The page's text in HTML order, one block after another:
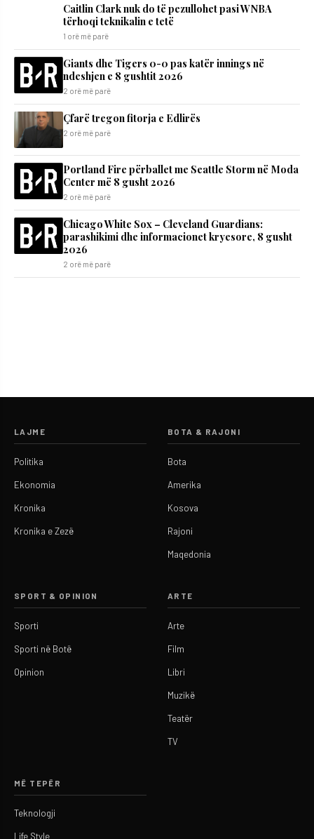
Caitlin Clark nuk do të pezullohet pasi WNBA
tërhoqi teknikalin e tetë
1 orë më parë
Giants dhe Tigers 0-0 pas katër innings në
ndeshjen e 8 gushtit 2026
2 orë më parë
Çfarë tregon fitorja e Edlirës
2 orë më parë
Portland Fire përballet me Seattle Storm në Moda
Center më 8 gusht 2026
2 orë më parë
Chicago White Sox – Cleveland Guardians:
parashikimi dhe informacionet kryesore, 8 gusht
2026
2 orë më parë
LAJME
Politika
Ekonomia
Kronika
Kronika e Zezë
BOTA & RAJONI
Bota
Amerika
Kosova
Rajoni
Maqedonia
SPORT & OPINION
Sporti
Sporti në Botë
Opinion
ARTE
Arte
Film
Libri
Muzikë
Teatër
TV
MË TEPËR
Teknologji
Life Style